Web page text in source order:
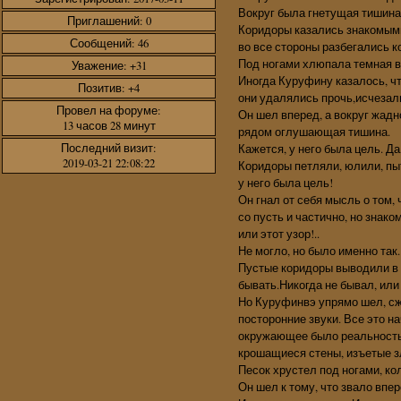
Приглашений: 0
Сообщений: 46
Уважение: +31
Позитив: +4
Провел на форуме:
13 часов 28 минут
Последний визит:
2019-03-21 22:08:22
Вокруг была гнетущая
Коридоры казались
во все стороны разбегались
Под ногами хлюпала темная
Иногда Куруфину казалось,
они удалялись
Он шел вперед, а вокруг
рядом оглушающая тишина.
Кажется, у него была цель.
Коридоры петляли, юлили,
у него была цель!
Он гнал от себя мысль о том,
со пусть и частично, но
или этот узор!..
Не могло, но было именно так.
Пустые коридоры выводили в
бывать.Никогда не бывал,
Но Куруфинвэ упрямо шел,
посторонние звуки. Все это
окружающее было
крошащиеся стены, изъетые
Песок хрустел под ногами,
Он шел к тому, что звало